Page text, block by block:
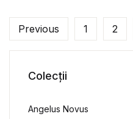
Previous 1 2
Colecții
Angelus Novus